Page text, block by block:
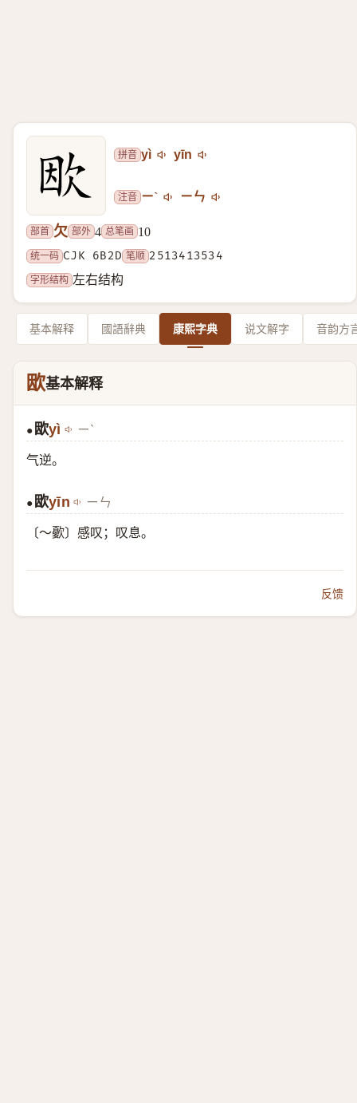
拼音 yì yīn
注音 ㄧˋ ㄧㄣ
部首 欠 部外 4 总笔画 10
统一码 CJK 6B2D 笔顺 2513413534
字形结构 左右结构
基本解释 國語辭典 康熙字典 说文解字 音韵方
欭基本解释
● 欭yì ㄧˋ
气逆。
● 欭yīn ㄧㄣ
〔～㱊〕感叹；叹息。
反馈